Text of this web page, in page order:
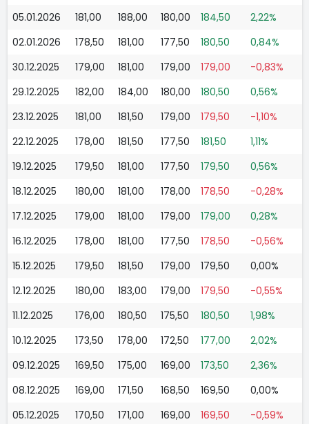
05.01.2026
181,00 188,00 180,00 184,50
2,22%
02.01.2026
178,50 181,00 177,50 180,50
0,84%
30.12.2025
179,00 181,00 179,00 179,00
-0,83%
29.12.2025
182,00 184,00 180,00 180,50
0,56%
23.12.2025
181,00 181,50 179,00 179,50
-1,10%
22.12.2025
178,00 181,50 177,50 181,50
1,11%
19.12.2025
179,50 181,00 177,50 179,50
0,56%
18.12.2025
180,00 181,00 178,00 178,50
-0,28%
17.12.2025
179,00 181,00 179,00 179,00
0,28%
16.12.2025
178,00 181,00 177,50 178,50
-0,56%
15.12.2025
179,50 181,50 179,00 179,50
0,00%
12.12.2025
180,00 183,00 179,00 179,50
-0,55%
11.12.2025
176,00 180,50 175,50 180,50
1,98%
10.12.2025
173,50 178,00 172,50 177,00
2,02%
09.12.2025
169,50 175,00 169,00 173,50
2,36%
08.12.2025
169,00 171,50 168,50 169,50
0,00%
05.12.2025
170,50 171,00 169,00 169,50 -0,59%